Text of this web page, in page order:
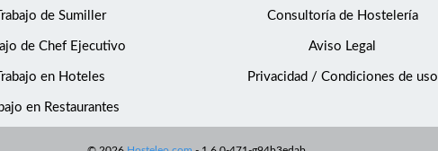
Trabajo de Sumiller
de Chef Ejecutivo
Trabajo en Hoteles
en Restaurantes
Consultoría de Hostelería
Aviso Legal
Privacidad / Condiciones de uso